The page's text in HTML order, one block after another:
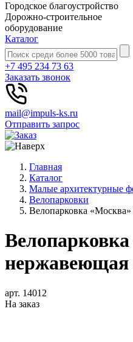
Городское благоустройство
Дорожно-строительное
оборудование
Каталог
+7 495 234 73 63
Заказать звонок
mail@impuls-ks.ru
Отправить запрос
Главная
Каталог
Малые архитектурные
Велопарковки
Велопарковка
нержавеющая
арт. 14012
На заказ